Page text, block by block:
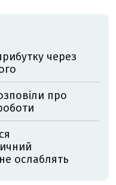
через
про
ослаблять